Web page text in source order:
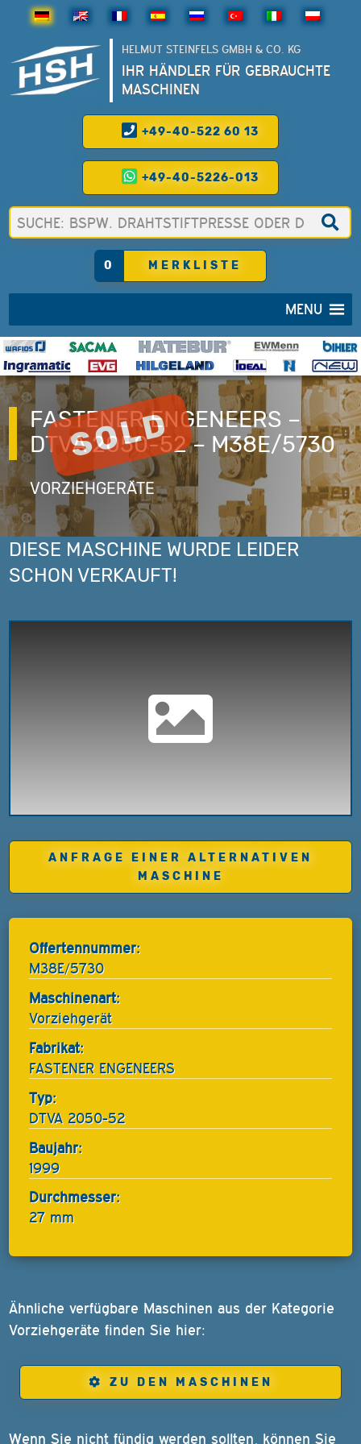
HELMUT STEINFELS GMBH & CO. KG
IHR HÄNDLER FÜR GEBRAUCHTE
MASCHINEN
+49-40-522 60 13
+49-40-5226-013
0 MERKLISTE
MENU
FASTENER ENGENEERS –
DTVA 2050-52 – M38E/5730
VORZIEHGERÄTE
DIESE MASCHINE WURDE LEIDER
SCHON VERKAUFT!
ANFRAGE EINER ALTERNATIVEN
MASCHINE
Offertennummer:
M38E/5730
Maschinenart:
Vorziehgerät
Fabrikat:
FASTENER ENGENEERS
Typ:
DTVA 2050-52
Baujahr:
1999
Durchmesser:
27 mm
Ähnliche verfügbare Maschinen aus der Kategorie
Vorziehgeräte finden Sie hier:
ZU DEN MASCHINEN
Wenn Sie nicht fündig werden sollten, können Sie